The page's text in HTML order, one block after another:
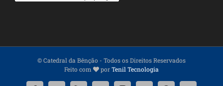
© Catedral da Bênção - Todos os Direitos Reservados
Feito com
porTenil Tecnologia